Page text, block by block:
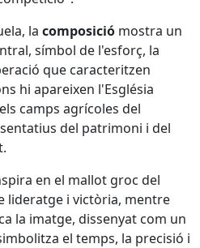
la composició mostra un
símbol de l'esforç, la
que caracteritzen
hi apareixen l'Església
camps agrícoles del
del patrimoni i del
en el mallot groc del
lideratge i victòria, mentre
la imatge, dissenyat com un
el temps, la precisió i